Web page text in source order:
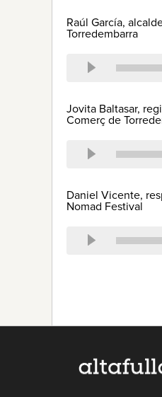
Raúl García,
Torredembarra
Jovita Baltasar,
Comerç de
Daniel Vicente,
Nomad Festival